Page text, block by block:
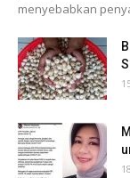
menyebabkan